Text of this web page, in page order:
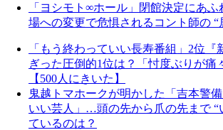
「ヨシモト∞ホール」閉館決定にあ
場への変更で危惧されるコント師の “
「もう終わっていい長寿番組」2位『
ぎった圧倒的1位は？「忖度ぶりが痛
【500人にきいた】
鬼越トマホークが明かした「吉本警
いい芸人」…頭の先から爪の先まで “
ているのは？